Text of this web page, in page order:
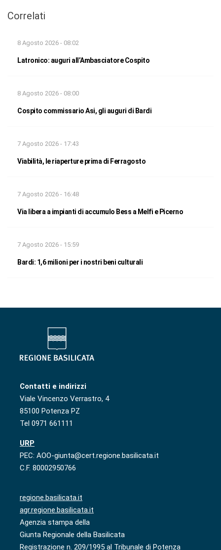
Correlati
8 Agosto 2026 - 08:02
Latronico: auguri all’Ambasciatore Cospito
8 Agosto 2026 - 08:00
Cospito commissario Asi, gli auguri di Bardi
7 Agosto 2026 - 17:43
Viabilità, le riaperture prima di Ferragosto
7 Agosto 2026 - 16:48
Via libera a impianti di accumulo Bess a Melfi e Picerno
7 Agosto 2026 - 15:59
Bardi: 1,6 milioni per i nostri beni culturali
Contatti e indirizzi
Viale Vincenzo Verrastro, 4
85100 Potenza PZ
Tel 0971 661111
URP
PEC: AOO-giunta@cert.regione.basilicata.it
C.F. 80002950766
regione.basilicata.it
agr.regione.basilicata.it
Agenzia stampa della
Giunta Regionale della Basilicata
Registrazione n. 209/1995 al Tribunale di Potenza